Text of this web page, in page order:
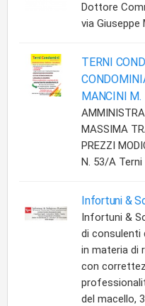
Dottore
via Giuseppe
TERNI
MANCINI M.
MASSIMA
PREZZI
N. 53/A Terni
Infortuni &
Infortuni &
di consulenti
in materia di
con
del macello,